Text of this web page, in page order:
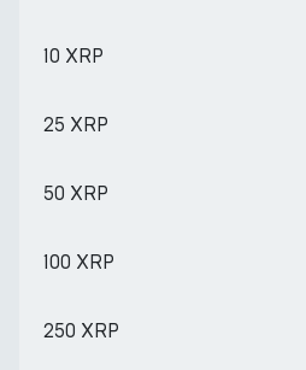
10 XRP
25 XRP
50 XRP
100 XRP
250 XRP